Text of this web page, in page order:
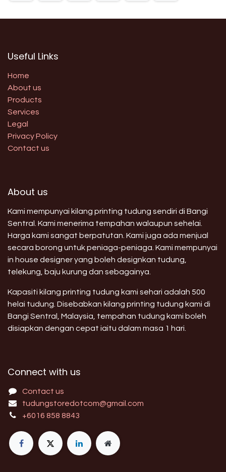
Useful Links
Home
About us
Products
Services
Legal
Privacy Policy
Contact us
About us
Kami mempunyai kilang printing tudung sendiri di Bangi
Sentral. Kami menerima tempahan walaupun sehelai.
Harga kami sangat berpatutan. Kami juga ada menjual
secara borong untuk peniaga-peniaga. Kami mempunyai
in house designer yang boleh designkan tudung,
telekung, baju kurung dan sebagainya.
Kapasiti kilang printing tudung kami sehari adalah 500
helai tudung. Disebabkan kilang printing tudung kami di
Bangi Sentral, Malaysia, tempahan tudung kami boleh
disiapkan dengan cepat iaitu dalam masa 1 hari.
Connect with us
Contact us
tudungstoredotcom@gmail.com
+6016 858 8843